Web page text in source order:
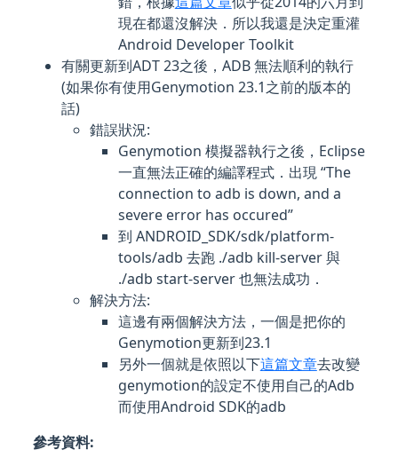
現在都還沒解決．所以我還是決定重灌
Android Developer Toolkit
有關更新到ADT 23之後，ADB 無法順利的執行
(如果你有使用Genymotion 23.1之前的版本的
話)
錯誤狀況:
Genymotion 模擬器執行之後，Eclipse
一直無法正確的編譯程式．出現 “The
connection to adb is down, and a
severe error has occured”
到 ANDROID_SDK/sdk/platform-
tools/adb 去跑 ./adb kill-server 與
./adb start-server 也無法成功．
解決方法:
這邊有兩個解決方法，一個是把你的
Genymotion更新到23.1
另外一個就是依照以下這篇文章去改變
genymotion的設定不使用自己的Adb
而使用Android SDK的adb
參考資料: